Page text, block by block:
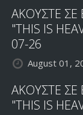
ΑΚΟΥΣΤΕ
"THIS IS
07-26
August 01,
ΑΚΟΥΣΤΕ
"THIS IS